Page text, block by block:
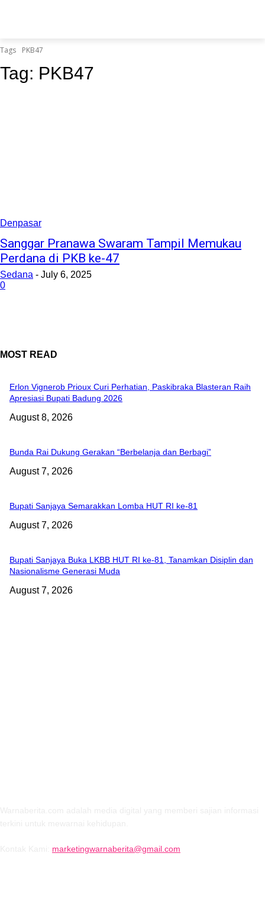
Tags PKB47
Tag: PKB47
Denpasar
Sanggar Pranawa Swaram Tampil Memukau
Perdana di PKB ke-47
Sedana - July 6, 2025
0
MOST READ
Erlon Vignerob Prioux Curi Perhatian, Paskibraka Blasteran Raih
Apresiasi Bupati Badung 2026
August 8, 2026
Bunda Rai Dukung Gerakan “Berbelanja dan Berbagi”
August 7, 2026
Bupati Sanjaya Semarakkan Lomba HUT RI ke-81
August 7, 2026
Bupati Sanjaya Buka LKBB HUT RI ke-81, Tanamkan Disiplin dan
Nasionalisme Generasi Muda
August 7, 2026
marketingwarnaberita@gmail.com